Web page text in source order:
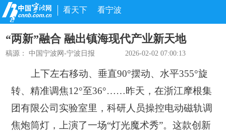
看天下 看宁波
“两新”融合 融出镇海现代产业新天地
稿源：中国宁波网-宁波日报 2026-02-02 07:00:13
上下左右移动、垂直90°摆动、水平355°旋
转、精准调焦12°至36°……昨天，在浙江摩根集
团有限公司实验室里，科研人员操控电动磁轨调
焦炮筒灯，上演了一场“灯光魔术秀”。这款创新